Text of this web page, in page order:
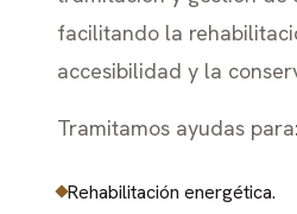
facilitando la
accesibilidad y la
Tramitamos ayudas para:
Rehabilitación energética.